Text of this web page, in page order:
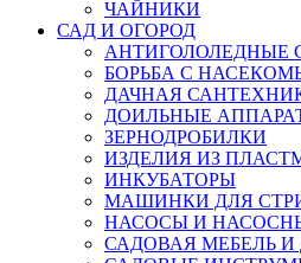
ЧАЙНИКИ
САД И ОГОРОД
АНТИГОЛОЛЕДНЫЕ
БОРЬБА С
ДАЧНАЯ
ДОИЛЬНЫЕ
ЗЕРНОДРОБИЛКИ
ИЗДЕЛИЯ ИЗ
ИНКУБАТОРЫ
МАШИНКИ ДЛЯ
НАСОСЫ И
САДОВАЯ МЕБЕЛЬ И